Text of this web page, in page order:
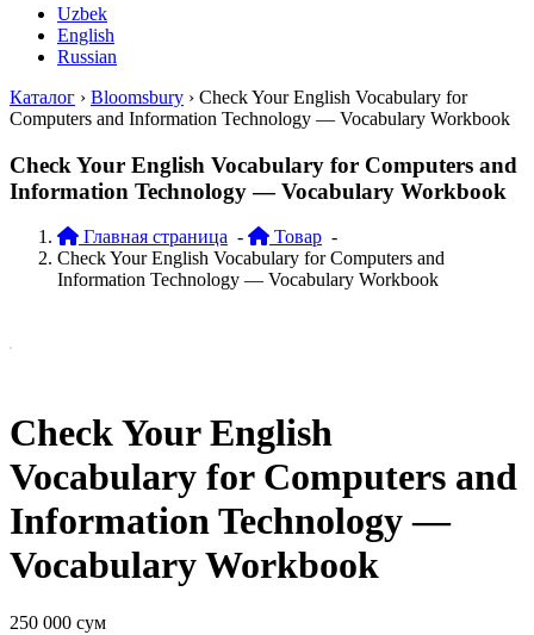
Uzbek
English
Russian
Каталог › Bloomsbury › Check Your English Vocabulary for
Computers and Information Technology — Vocabulary Workbook
Check Your English Vocabulary for Computers and
Information Technology — Vocabulary Workbook
Главная страница - Товар -
Check Your English Vocabulary for Computers and
Information Technology — Vocabulary Workbook
Check Your English
Vocabulary for Computers and
Information Technology —
Vocabulary Workbook
250 000 сум